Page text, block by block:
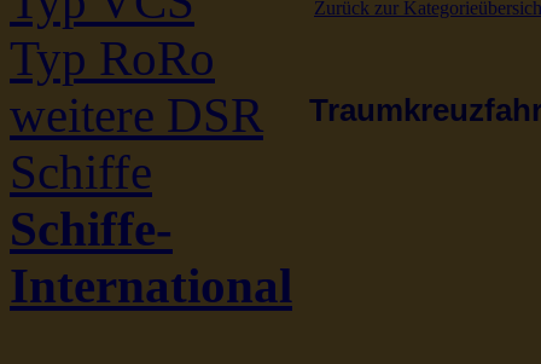
Typ RoRo
weitere DSR
Schiffe
Schiffe-
International
Zurück zur